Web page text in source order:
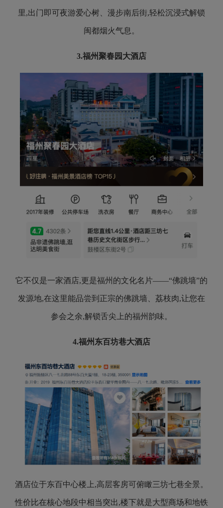
里,出门即可夜游爱心树、漫步南后街,轻松沉浸式解锁
闽都烟火气息。
3.福州聚春园大酒店
它不仅是一家酒店,更是福州的文化名片——“佛跳墙”的
发源地,在这里能品尝到正宗的佛跳墙、荔枝肉,让您在
参会之余,解锁舌尖上的福州韵味。
4.福州东百坊巷大酒店
酒店位于东百中心楼上,高层客房可俯瞰三坊七巷全景。
性价比在核心地段中相当突出,楼下就是大型商场和地铁